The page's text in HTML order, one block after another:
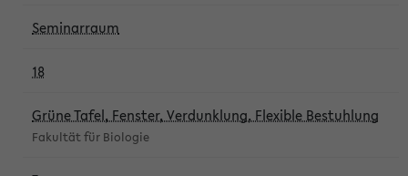
Seminarraum
18
Grüne Tafel, Fenster, Verdunklung, Flexible Bestuhlung
Fakultät für Biologie